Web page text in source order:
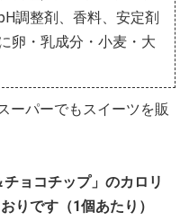
調整剤、香料、安定剤
卵・乳成分・小麦・大
ーパーでもスイーツを販
チョコチップ」のカロリ
りです（1個あたり）